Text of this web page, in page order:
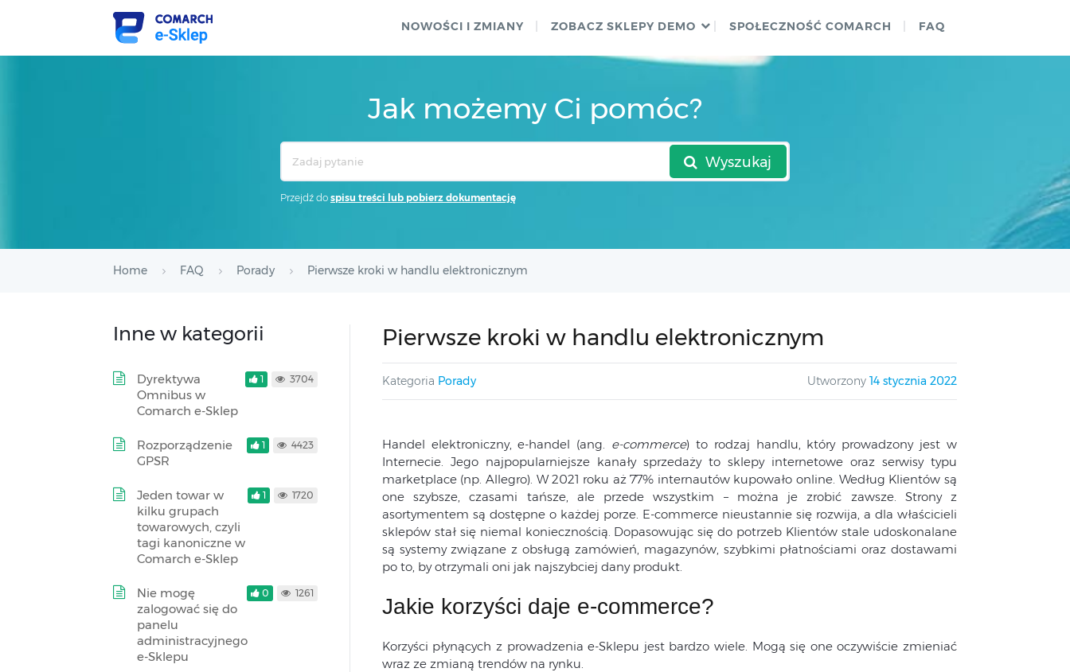
NOWOŚCI I ZMIANY ZOBACZ SKLEPY DEMO SPOŁECZNOŚĆ COMARCH FAQ
Jak możemy Ci pomóc?
Wyszukaj
Przejdź do spisu treści lub pobierz dokumentację
Home FAQ Porady Pierwsze kroki w handlu elektronicznym
Pierwsze kroki w handlu elektronicznym
Kategoria Porady Utworzony 14 stycznia 2022
Handel elektroniczny, e-handel (ang. e-commerce) to rodzaj handlu, który prowadzony jest w
Internecie. Jego najpopularniejsze kanały sprzedaży to sklepy internetowe oraz serwisy typu
marketplace (np. Allegro). W 2021 roku aż 77% internautów kupowało online. Według Klientów są
one szybsze, czasami tańsze, ale przede wszystkim – można je zrobić zawsze. Strony z
asortymentem są dostępne o każdej porze. E-commerce nieustannie się rozwija, a dla właścicieli
sklepów stał się niemal koniecznością. Dopasowując się do potrzeb Klientów stale udoskonalane
są systemy związane z obsługą zamówień, magazynów, szybkimi płatnościami oraz dostawami
po to, by otrzymali oni jak najszybciej dany produkt.
Jakie korzyści daje e-commerce?
Korzyści płynących z prowadzenia e-Sklepu jest bardzo wiele. Mogą się one oczywiście zmieniać
wraz ze zmianą trendów na rynku.
Inne w kategorii
Dyrektywa
Omnibus w
Comarch e-Sklep
1 3704
Rozporządzenie
GPSR
1 4423
Jeden towar w
kilku grupach
towarowych, czyli
tagi kanoniczne w
Comarch e-Sklep
1 1720
Nie mogę
zalogować się do
panelu
administracyjnego
e-Sklepu
0 1261